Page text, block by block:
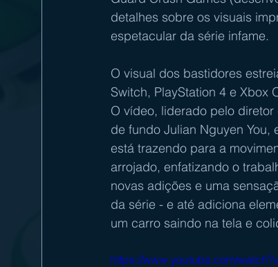
detalhes sobre os visuais
espetacular da série infame.
O visual dos bastidores
Switch, PlayStation 4 e Xbox
O vídeo, liderado pelo
de fundo Julian Nguyen
está trazendo para a
arrojado, enfatizando o
novas adições e uma
da série - e até adiciona
um carro saindo na tela e
https://www.youtube.com/